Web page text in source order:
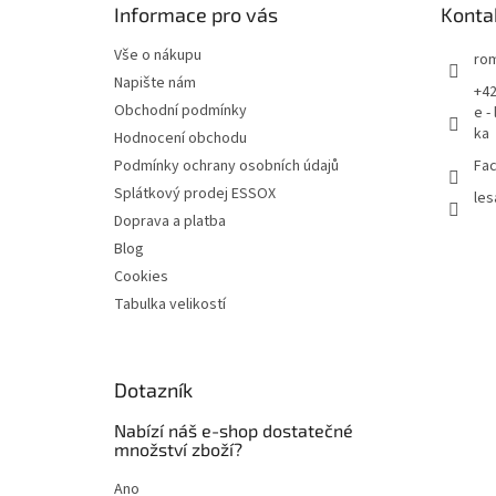
Informace pro vás
Vše o nákupu
Napište nám
Obchodní podmínky
Hodnocení obchodu
Podmínky ochrany osobních údajů
Splátkový prodej ESSOX
Doprava a platba
Blog
Cookies
Tabulka velikostí
e -
ka
Dotazník
Nabízí náš e-shop dostatečné
množství zboží?
Ano